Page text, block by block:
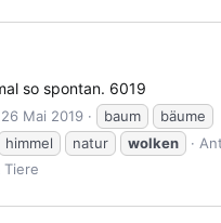
so spontan. 6019
26 Mai 2019 baum
bäume
himmel natur wolken
Tiere